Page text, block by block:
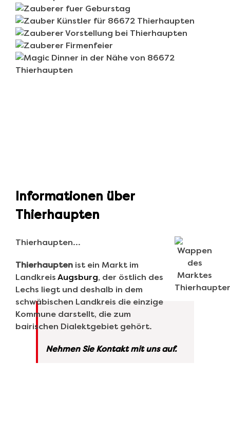
Informationen über
Thierhaupten
Thierhaupten…
Thierhaupten ist ein Markt im
Landkreis Augsburg, der östlich des
Lechs liegt und deshalb in dem
schwäbischen Landkreis die einzige
Kommune darstellt, die zum
bairischen Dialektgebiet gehört.
Nehmen Sie Kontakt mit uns auf.